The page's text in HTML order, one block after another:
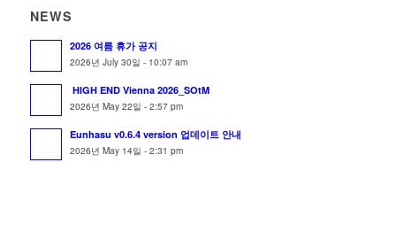
NEWS
2026 여름 휴가 공지
2026년 July 30일 - 10:07 am
HIGH END Vienna 2026_SOtM
2026년 May 22일 - 2:57 pm
Eunhasu v0.6.4 version 업데이트 안내
2026년 May 14일 - 2:31 pm